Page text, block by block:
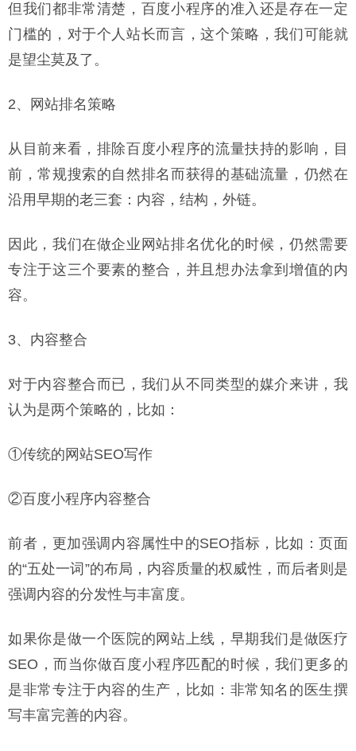
但我们都非常清楚，百度小程序的准入还是存在一定
门槛的，对于个人站长而言，这个策略，我们可能就
是望尘莫及了。
2、网站排名策略
从目前来看，排除百度小程序的流量扶持的影响，目
前，常规搜索的自然排名而获得的基础流量，仍然在
沿用早期的老三套：内容，结构，外链。
因此，我们在做企业网站排名优化的时候，仍然需要
专注于这三个要素的整合，并且想办法拿到增值的内
容。
3、内容整合
对于内容整合而已，我们从不同类型的媒介来讲，我
认为是两个策略的，比如：
①传统的网站SEO写作
②百度小程序内容整合
前者，更加强调内容属性中的SEO指标，比如：页面
的“五处一词”的布局，内容质量的权威性，而后者则是
强调内容的分发性与丰富度。
如果你是做一个医院的网站上线，早期我们是做医疗
SEO，而当你做百度小程序匹配的时候，我们更多的
是非常专注于内容的生产，比如：非常知名的医生撰
写丰富完善的内容。